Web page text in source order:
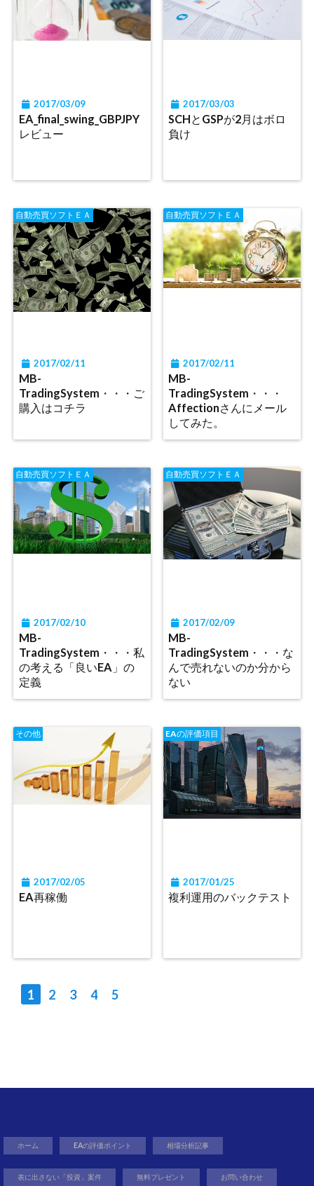
2017/03/09
EA_final_swing_GBPJPY
レビュー
2017/03/03
SCHとGSPが2月はボロ
負け
自動売買ソフトＥＡ
2017/02/11
MB-
TradingSystem・・・ご
購入はコチラ
自動売買ソフトＥＡ
2017/02/11
MB-
TradingSystem・・・
Affectionさんにメール
してみた。
自動売買ソフトＥＡ
2017/02/10
MB-
TradingSystem・・・私
の考える「良いEA」の
定義
自動売買ソフトＥＡ
2017/02/09
MB-
TradingSystem・・・な
んで売れないのか分から
ない
その他
2017/02/05
EA再稼働
EAの評価項目
2017/01/25
複利運用のバックテスト
1 2 3 4 5
ホーム EAの評価ポイント 相場分析記事
表に出さない「投資」案件 無料プレゼント お問い合わせ